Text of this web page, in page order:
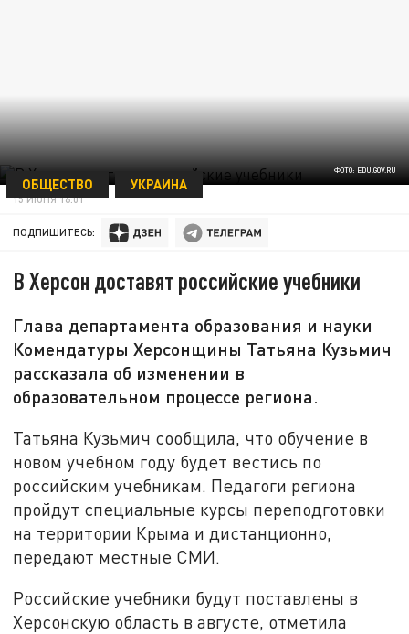
ФОТО: EDU.GOV.RU
ОБЩЕСТВО УКРАИНА
15 ИЮНЯ 16:01
ПОДПИШИТЕСЬ:
В Херсон доставят российские учебники
Глава департамента образования и науки
Комендатуры Херсонщины Татьяна Кузьмич
рассказала об изменении в
образовательном процессе региона.
Татьяна Кузьмич сообщила, что обучение в
новом учебном году будет вестись по
российским учебникам. Педагоги региона
пройдут специальные курсы переподготовки
на территории Крыма и дистанционно,
передают местные СМИ.
Российские учебники будут поставлены в
Херсонскую область в августе, отметила